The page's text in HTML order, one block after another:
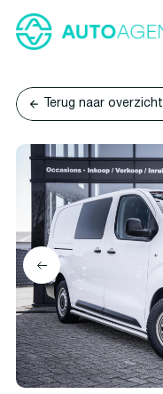
Terug naar overzicht